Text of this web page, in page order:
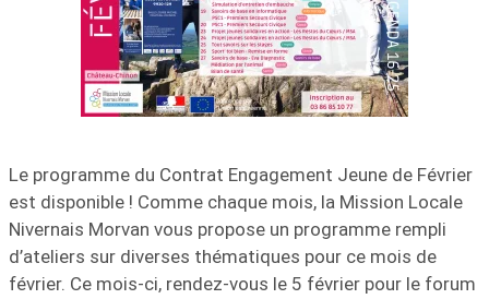
Le programme du Contrat Engagement Jeune de Février
est disponible ! Comme chaque mois, la Mission Locale
Nivernais Morvan vous propose un programme rempli
d’ateliers sur diverses thématiques pour ce mois de
février. Ce mois-ci, rendez-vous le 5 février pour le forum